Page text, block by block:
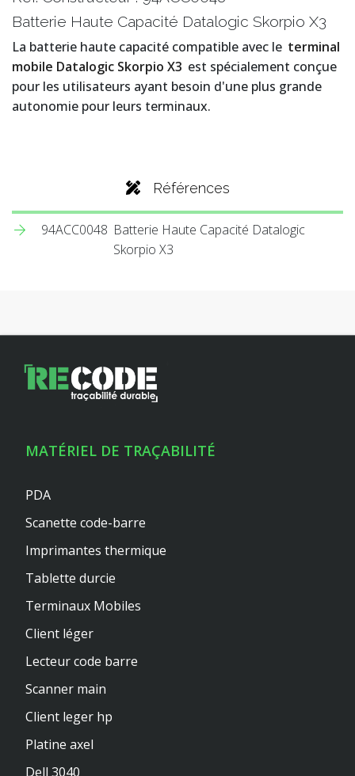
Batterie Haute Capacité Datalogic Skorpio X3
La batterie haute capacité compatible avec le terminal
mobile Datalogic Skorpio X3 est spécialement conçue
pour les utilisateurs ayant besoin d'une plus grande
autonomie pour leurs terminaux.
Références
94ACC0048 Batterie Haute Capacité Datalogic
Skorpio X3
MATÉRIEL DE TRAÇABILITÉ
PDA
Scanette code-barre
Imprimantes thermique
Tablette durcie
Terminaux Mobiles
Client léger
Lecteur code barre
Scanner main
Client leger hp
Platine axel
Dell 3040